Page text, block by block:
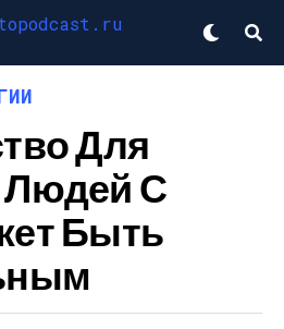
Для
С
Быть